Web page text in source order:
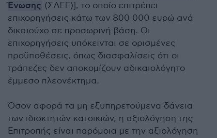
Ένωσης (ΣΛΕΕ)], το οποίο επιτρέπει
επιχορηγήσεις κάτω των 800 000 ευρώ ανά
δικαιούχο σε προσωρινή βάση. Οι
επιχορηγήσεις υπόκεινται σε ορισμένες
προϋποθέσεις, όπως διασφαλίσεις ότι οι
τράπεζες δεν αποκομίζουν αδικαιολόγητο
έμμεσο πλεονέκτημα.
Όσον αφορά τα μη εξυπηρετούμενα δάνεια
των ιδιοκτητών κατοικιών, η αξιολόγηση της
Επιτροπής είναι παρόμοια με την αξιολόγηση